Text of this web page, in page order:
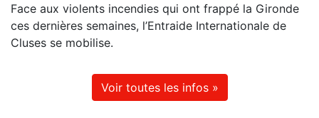
Face aux violents incendies qui ont frappé la Gironde
ces dernières semaines, l’Entraide Internationale de
Cluses se mobilise.
Voir toutes les infos »